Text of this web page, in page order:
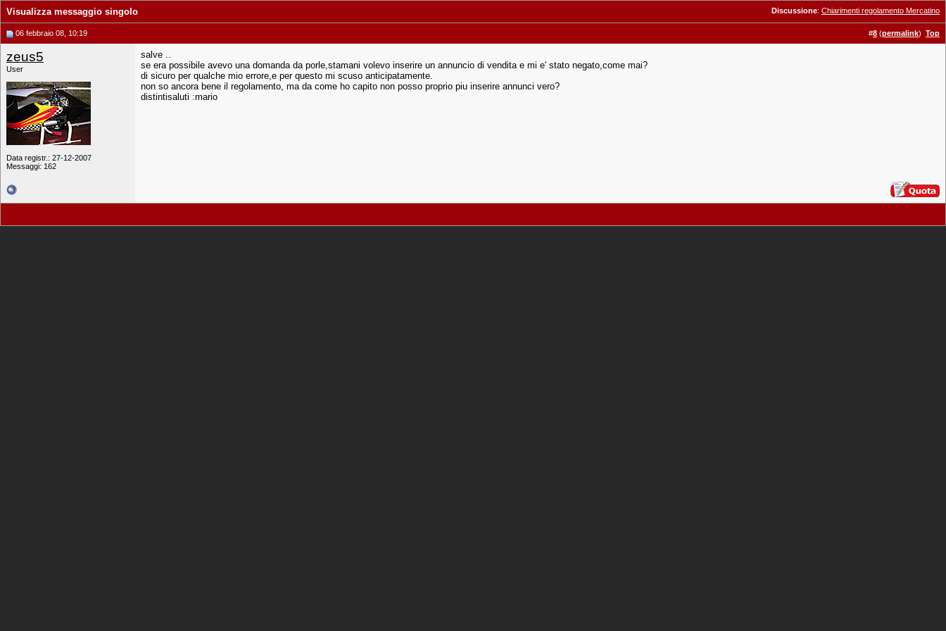
Discussione: Chiarimenti regolamento Mercatino
Visualizza messaggio singolo
06 febbraio 08, 10:19 #8 (permalink) Top
zeus5
User
Data registr.: 27-12-2007
Messaggi: 162
salve ..
se era possibile avevo una domanda da porle,stamani volevo inserire un annuncio di vendita e mi e' stato negato,come mai?
di sicuro per qualche mio errore,e per questo mi scuso anticipatamente.
non so ancora bene il regolamento, ma da come ho capito non posso proprio piu inserire annunci vero?
distintisaluti :mario